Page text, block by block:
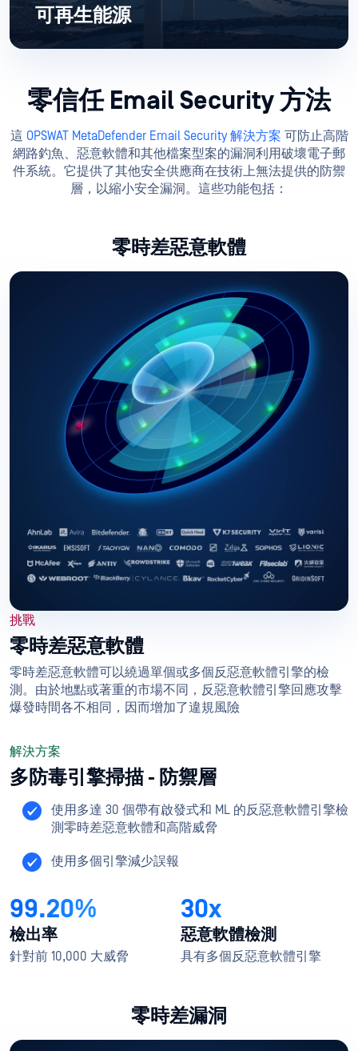
可再生能源
零信任 Email Security 方法
這 OPSWAT MetaDefender Email Security 解決方案 可防止高階
網路釣魚、惡意軟體和其他檔案型案的漏洞利用破壞電子郵
件系統。它提供了其他安全供應商在技術上無法提供的防禦
層，以縮小安全漏洞。這些功能包括：
零時差惡意軟體
挑戰
零時差惡意軟體
零時差惡意軟體可以繞過單個或多個反惡意軟體引擎的檢
測。由於地點或著重的市場不同，反惡意軟體引擎回應攻擊
爆發時間各不相同，因而增加了違規風險
解決方案
多防毒引擎掃描 - 防禦層
使用多達 30 個帶有啟發式和 ML 的反惡意軟體引擎檢
測零時差惡意軟體和高階威脅
使用多個引擎減少誤報
99.20%
檢出率
針對前 10,000 大威脅
30x
惡意軟體檢測
具有多個反惡意軟體引擎
零時差漏洞